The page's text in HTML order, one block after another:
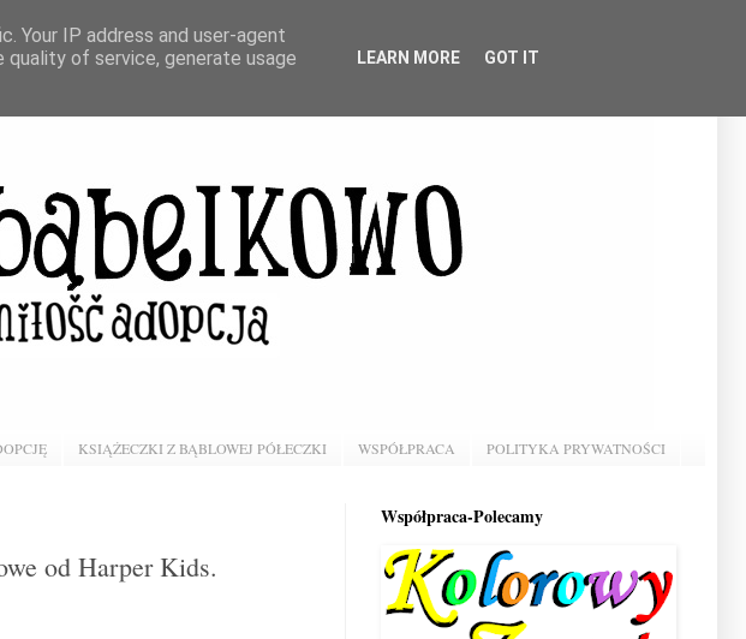
KSIĄŻECZKI Z BĄBLOWEJ PÓŁECZKI WSPÓŁPRACA POLITYKA PRYWATNOŚCI
od Harper Kids.
Współpraca-Polecamy
Your IP address and user-agent
of service, generate usage
LEARN MORE GOT IT